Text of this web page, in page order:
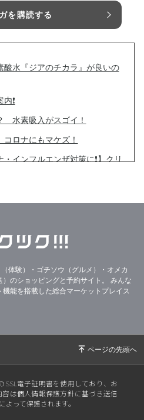
を購読する
酸水『ジアのチカラ』が良いの
❗
水素吸入がスゴイ！
ロナにもマケズ！
インフルエンザ対策に❗】クリ
【なぜ？エアコンクリーニング
ないのか？】
【エアコンクリーニングをする
】
〜クリーンガード
体験）・ゴチソウ（グルメ）・オメカ
のショッピングと予約サイト。
みんな
能を搭載した総合マーケットプレイス
SSL電子証明書を使用しており、お
は個人情報保護方針に基づき送信
よって保護されます。